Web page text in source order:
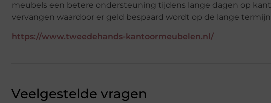
meubels een betere ondersteuning tijdens lange dagen op
vervangen waardoor er geld bespaard wordt op de lange
https://www.tweedehands-kantoormeubelen.nl/
Veelgestelde vragen